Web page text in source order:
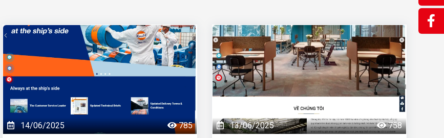
14/06/2025 785 13/06/2025 758